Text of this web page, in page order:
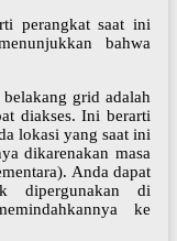
perangkat saat ini
bahwa
grid adalah
diakses. Ini berarti
lokasi yang saat ini
dikarenakan masa
Anda dapat
dipergunakan di
ke